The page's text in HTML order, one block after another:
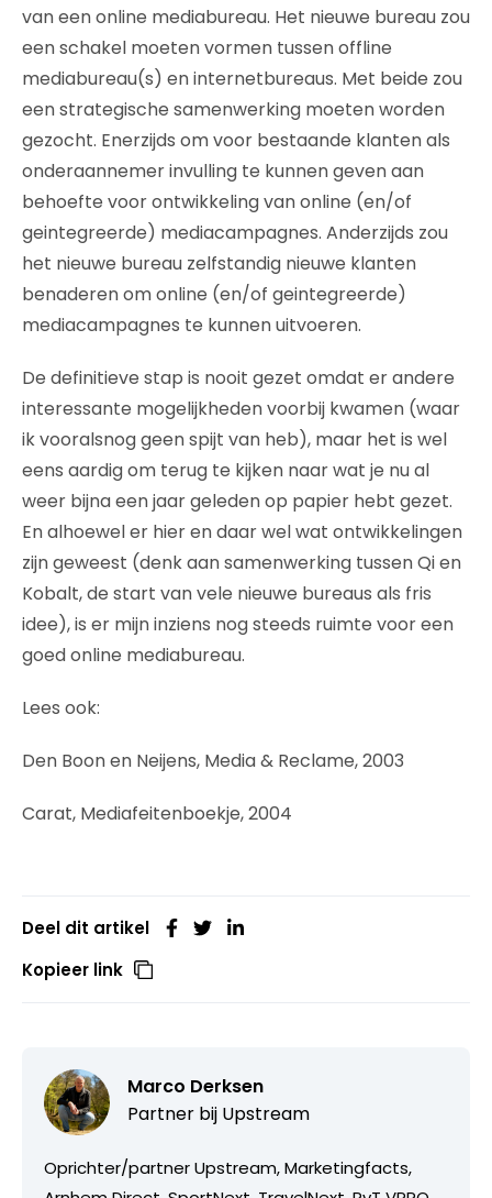
van een online mediabureau. Het nieuwe bureau zou
een schakel moeten vormen tussen offline
mediabureau(s) en internetbureaus. Met beide zou
een strategische samenwerking moeten worden
gezocht. Enerzijds om voor bestaande klanten als
onderaannemer invulling te kunnen geven aan
behoefte voor ontwikkeling van online (en/of
geintegreerde) mediacampagnes. Anderzijds zou
het nieuwe bureau zelfstandig nieuwe klanten
benaderen om online (en/of geintegreerde)
mediacampagnes te kunnen uitvoeren.
De definitieve stap is nooit gezet omdat er andere
interessante mogelijkheden voorbij kwamen (waar
ik vooralsnog geen spijt van heb), maar het is wel
eens aardig om terug te kijken naar wat je nu al
weer bijna een jaar geleden op papier hebt gezet.
En alhoewel er hier en daar wel wat ontwikkelingen
zijn geweest (denk aan samenwerking tussen Qi en
Kobalt, de start van vele nieuwe bureaus als fris
idee), is er mijn inziens nog steeds ruimte voor een
goed online mediabureau.
Lees ook:
Den Boon en Neijens, Media & Reclame, 2003
Carat, Mediafeitenboekje, 2004
Deel dit artikel
Kopieer link
Marco Derksen
Partner bij Upstream
Oprichter/partner Upstream, Marketingfacts,